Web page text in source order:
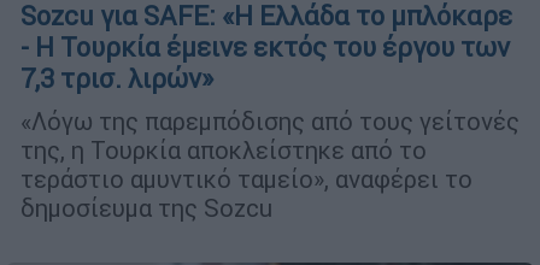
Sozcu για SAFE: «Η Ελλάδα το μπλόκαρε
- Η Τουρκία έμεινε εκτός του έργου των
7,3 τρισ. λιρών»
«Λόγω της παρεμπόδισης από τους γείτονές
της, η Τουρκία αποκλείστηκε από το
τεράστιο αμυντικό ταμείο», αναφέρει το
δημοσίευμα της Sozcu